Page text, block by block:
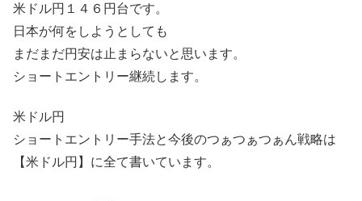
米ドル円１４６円台です。
日本が何をしようとしても
まだまだ円安は止まらないと思います。
ショートエントリー継続します。
米ドル円
ショートエントリー手法と今後のつぁつぁつぁん戦略は
【米ドル円】に全て書いています。